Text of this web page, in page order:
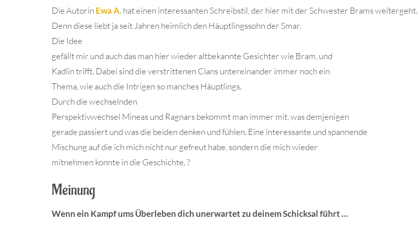
Die Autorin Ewa A.hat einen interessanten Schreibstil, der hier mit der Schwester Brams weitergeht.
Denn diese liebt ja seit Jahren heimlich den Häuptlingssohn der Smar.
Die Idee
gefällt mir und auch das man hier wieder altbekannte Gesichter wie Bram, und
Kadlin trifft. Dabei sind die verstrittenen Clans untereinander immer noch ein
Thema, wie auch die Intrigen so manches Häuptlings.
Durch die wechselnden
Perspektivwechsel Mineas und Ragnars bekommt man immer mit, was demjenigen
gerade passiert und was die beiden denken und fühlen. Eine interessante und spannende
Mischung auf die ich mich nicht nur gefreut habe, sondern die mich wieder
mitnehmen konnte in die Geschichte. ?
Meinung
Wenn ein Kampf ums Überleben dich unerwartet zu deinem Schicksal führt …